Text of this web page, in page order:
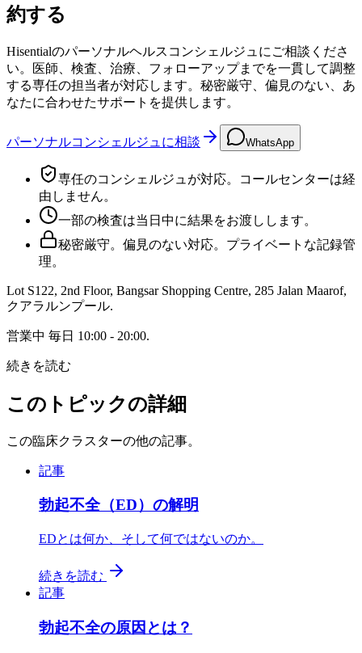
約する
Hisentialのパーソナルヘルスコンシェルジュにご相談くださ
い。医師、検査、治療、フォローアップまでを一貫して調整
する専任の担当者が対応します。秘密厳守、偏見のない、あ
なたに合わせたサポートを提供します。
パーソナルコンシェルジュに相談 WhatsApp
専任のコンシェルジュが対応。コールセンターは経
由しません。
一部の検査は当日中に結果をお渡しします。
秘密厳守。偏見のない対応。プライベートな記録管
理。
Lot S122, 2nd Floor, Bangsar Shopping Centre, 285 Jalan Maarof,
クアラルンプール.
営業中 毎日 10:00 - 20:00.
続きを読む
このトピックの詳細
この臨床クラスターの他の記事。
記事
勃起不全（ED）の解明
EDとは何か、そして何ではないのか。
続きを読む
記事
勃起不全の原因とは？